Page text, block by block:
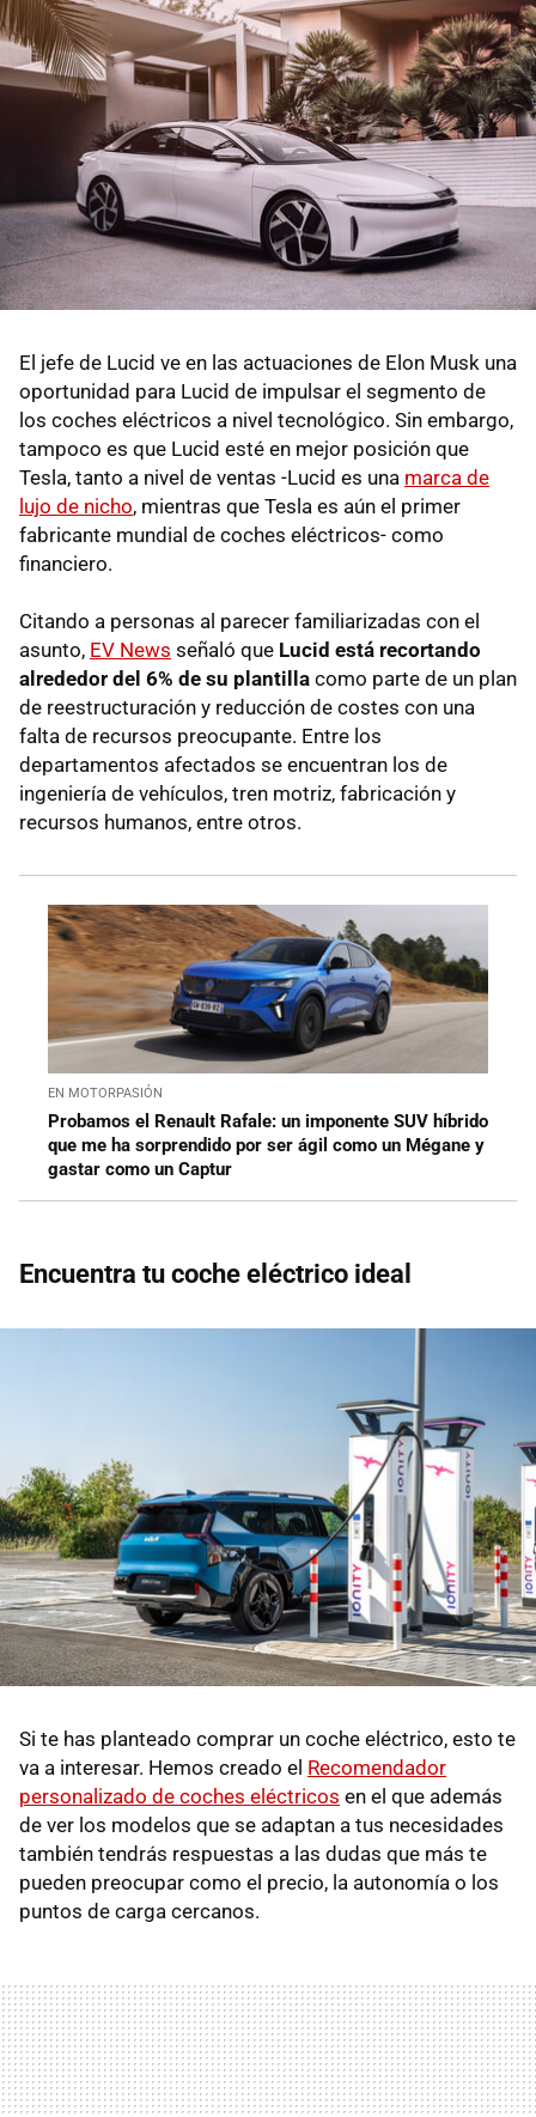
El jefe de Lucid ve en las actuaciones de Elon Musk una
oportunidad para Lucid de impulsar el segmento de
los coches eléctricos a nivel tecnológico. Sin embargo,
tampoco es que Lucid esté en mejor posición que
Tesla, tanto a nivel de ventas -Lucid es una marca de
lujo de nicho, mientras que Tesla es aún el primer
fabricante mundial de coches eléctricos- como
financiero.
Citando a personas al parecer familiarizadas con el
asunto, EV News señaló que Lucid está recortando
alrededor del 6% de su plantilla como parte de un plan
de reestructuración y reducción de costes con una
falta de recursos preocupante. Entre los
departamentos afectados se encuentran los de
ingeniería de vehículos, tren motriz, fabricación y
recursos humanos, entre otros.
EN MOTORPASIÓN
Probamos el Renault Rafale: un imponente SUV híbrido
que me ha sorprendido por ser ágil como un Mégane y
gastar como un Captur
Encuentra tu coche eléctrico ideal
Si te has planteado comprar un coche eléctrico, esto te
va a interesar. Hemos creado el Recomendador
personalizado de coches eléctricos en el que además
de ver los modelos que se adaptan a tus necesidades
también tendrás respuestas a las dudas que más te
pueden preocupar como el precio, la autonomía o los
puntos de carga cercanos.